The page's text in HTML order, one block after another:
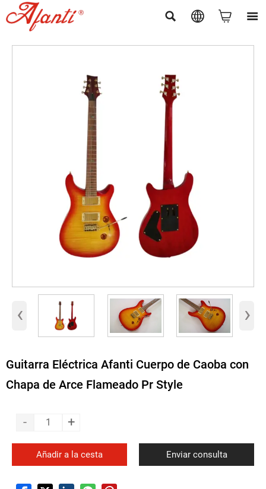
   
‹ ›
Guitarra Eléctrica Afanti Cuerpo de Caoba con
Chapa de Arce Flameado Pr Style
- +
Añadir a la cesta Enviar consulta